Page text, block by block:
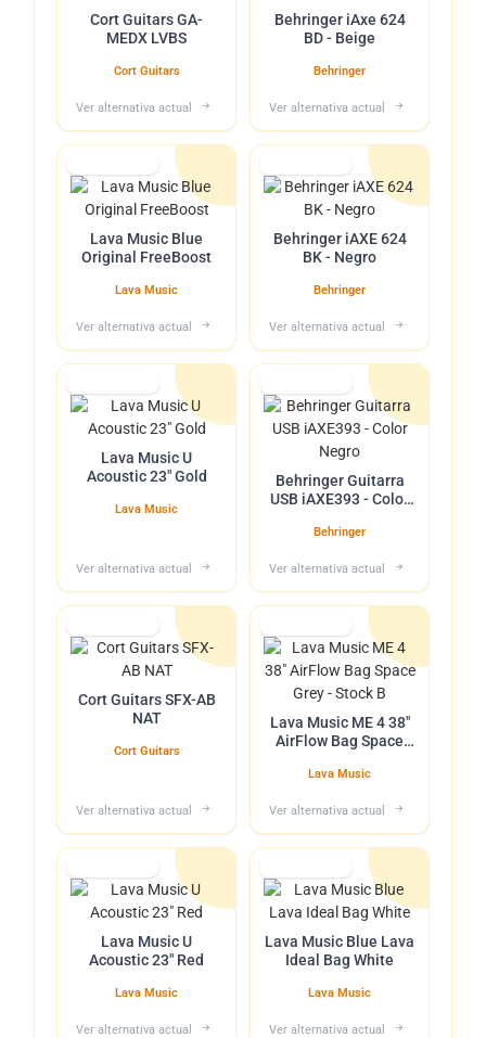
Cort Guitars GA-
MEDX LVBS
Cort Guitars
Ver alternativa actual
Behringer iAxe 624
BD - Beige
Behringer
Ver alternativa actual
Lava Music Blue
Original FreeBoost
Lava Music
Ver alternativa actual
Behringer iAXE 624
BK - Negro
Behringer
Ver alternativa actual
Lava Music U
Acoustic 23" Gold
Lava Music
Ver alternativa actual
Behringer Guitarra
USB iAXE393 - Color
Behringer
Ver alternativa actual
Cort Guitars SFX-AB
NAT
Cort Guitars
Ver alternativa actual
Lava Music ME 4 38"
AirFlow Bag Space
Lava Music
Ver alternativa actual
Lava Music U
Acoustic 23" Red
Lava Music
Ver alternativa actual
Lava Music Blue Lava
Ideal Bag White
Lava Music
Ver alternativa actual